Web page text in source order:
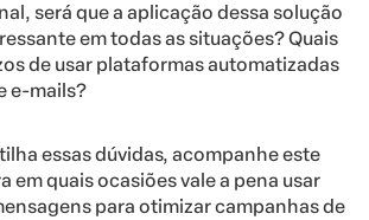
será que a aplicação dessa solução
em todas as situações? Quais
de usar plataformas automatizadas
e-mails?
essas dúvidas, acompanhe este
em quais ocasiões vale a pena usar
para otimizar campanhas de